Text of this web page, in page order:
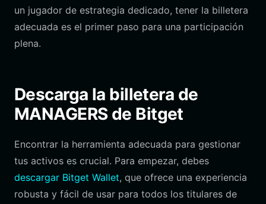
un jugador de estrategia dedicado, tener la billetera
adecuada es el primer paso para una participación
plena.
Descarga la billetera de
MANAGERS de Bitget
Encontrar la herramienta adecuada para gestionar
tus activos es crucial. Para empezar, debes
descargar Bitget Wallet, que ofrece una experiencia
robusta y fácil de usar para todos los titulares de